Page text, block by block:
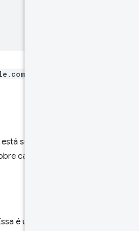
foo.html
sendo agregado. Por
cargas que ocorreram
é uma classe geral de